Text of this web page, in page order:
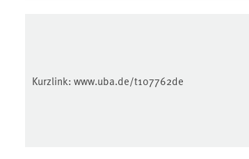
Kurzlink: www.uba.de/t107762de